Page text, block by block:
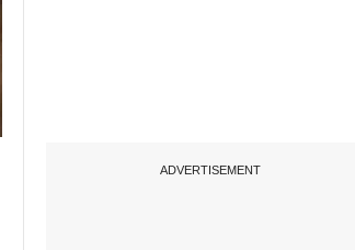
ADVERTISEMENT